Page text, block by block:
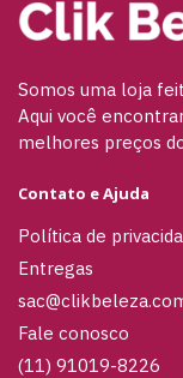
Somos uma loja
Aqui você
melhores preços
Contato e Ajuda
Política de
Entregas
Fale conosco
(11) 91019-8226